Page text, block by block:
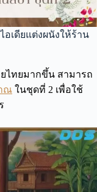
เดียแต่งผนังให้ร้าน
ไทยมากขึ้น สามารถ
ณ ในชุดที่ 2 เพื่อใช้